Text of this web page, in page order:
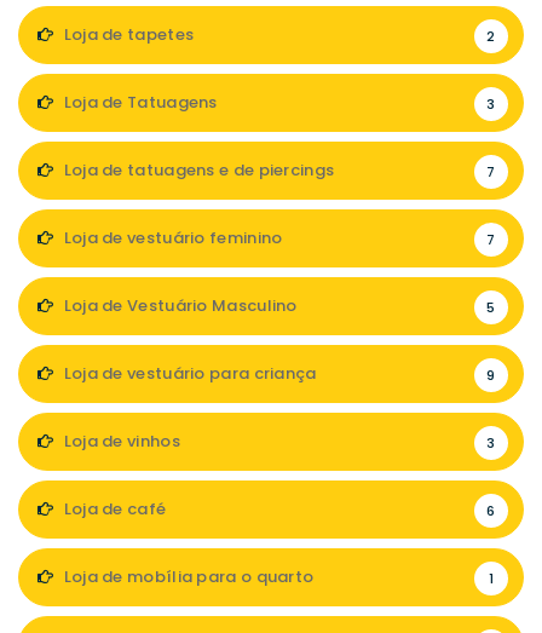
Loja de tapetes 2
Loja de Tatuagens 3
Loja de tatuagens e de piercings 7
Loja de vestuário feminino 7
Loja de Vestuário Masculino 5
Loja de vestuário para criança 9
Loja de vinhos 3
Loja de café 6
Loja de mobília para o quarto 1